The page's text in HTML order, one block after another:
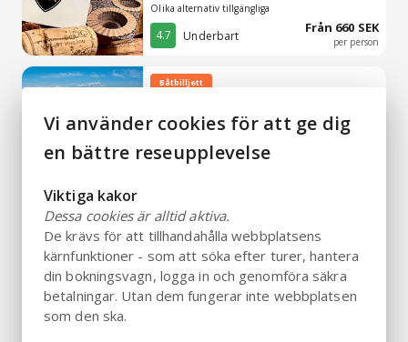
Olika alternativ tillgängliga
4.7 Underbart Från 660 SEK
per person
Båtbilljett
20 min
4.1 Mycket bra
Båtbilljett
Taxibåt till och från Hallands Väderö
Ny aktivitet
Från 250 SEK
per person
Vi använder cookies för att ge dig
en bättre reseupplevelse
Viktiga kakor
Dessa cookies är alltid aktiva.
De krävs för att tillhandahålla webbplatsens
kärnfunktioner - som att söka efter turer, hantera
din bokningsvagn, logga in och genomföra säkra
betalningar. Utan dem fungerar inte webbplatsen
som den ska.